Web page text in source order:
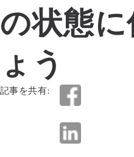
の状態
ょう
記事を共有: